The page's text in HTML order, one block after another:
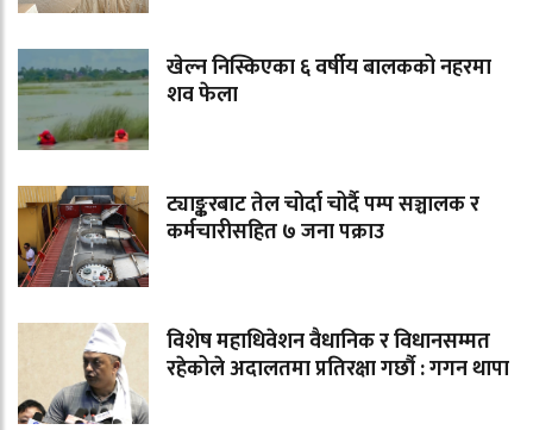
खेल्न निस्किएका ६ वर्षीय बालकको नहरमा
शव फेला
ट्याङ्करबाट तेल चोर्दा चोर्दै पम्प सञ्चालक र
कर्मचारीसहित ७ जना पक्राउ
विशेष महाधिवेशन वैधानिक र विधानसम्मत
रहेकोले अदालतमा प्रतिरक्षा गर्छौ : गगन थापा